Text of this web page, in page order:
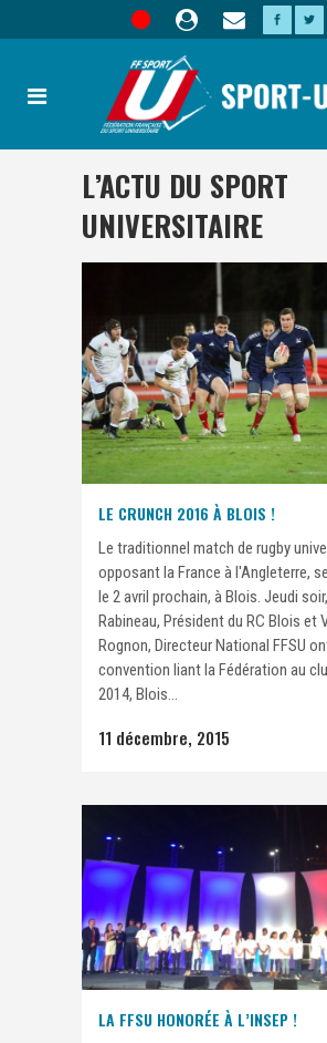
L’ACTU DU SPORT
UNIVERSITAIRE
LE CRUNCH 2016 À BLOIS !
Le traditionnel match de rugby
opposant la France à l'Angleterre,
le 2 avril prochain, à Blois. Jeudi
Rabineau, Président du RC Blois et
Rognon, Directeur National FFSU
convention liant la Fédération au
2014, Blois...
11 décembre, 2015
LA FFSU HONORÉE À L’INSEP !